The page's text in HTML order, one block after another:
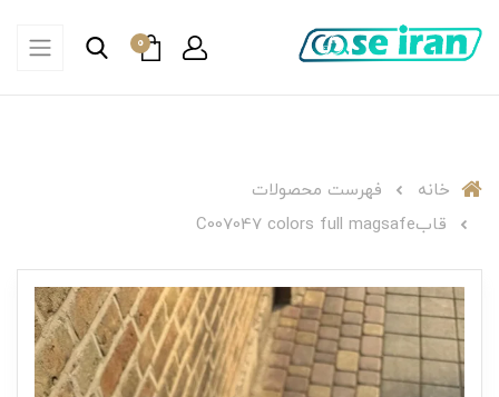
0
خانه
فهرست محصولات
قابC007047 colors full magsafe